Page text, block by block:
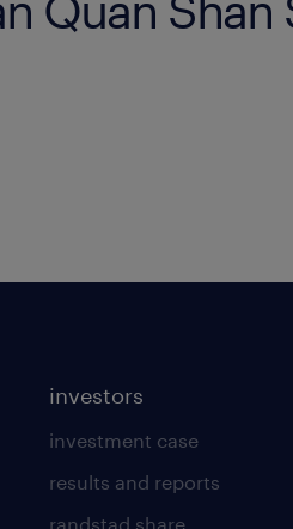
investors
investment case
results and reports
randstad share